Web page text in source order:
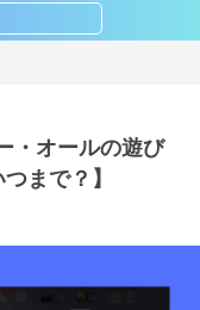
・オールの遊び
まで？】